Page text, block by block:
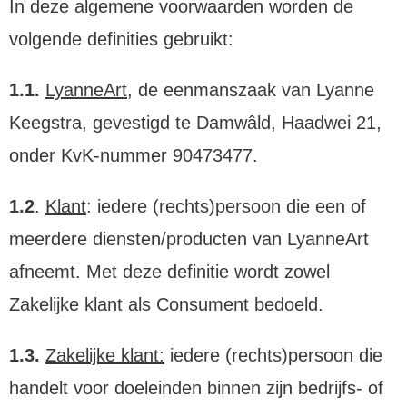
In deze algemene voorwaarden worden de
volgende definities gebruikt:
1.1. LyanneArt, de eenmanszaak van Lyanne
Keegstra, gevestigd te Damwâld, Haadwei 21,
onder KvK-nummer 90473477.
1.2. Klant: iedere (rechts)persoon die een of
meerdere diensten/producten van LyanneArt
afneemt. Met deze definitie wordt zowel
Zakelijke klant als Consument bedoeld.
1.3. Zakelijke klant: iedere (rechts)persoon die
handelt voor doeleinden binnen zijn bedrijfs- of